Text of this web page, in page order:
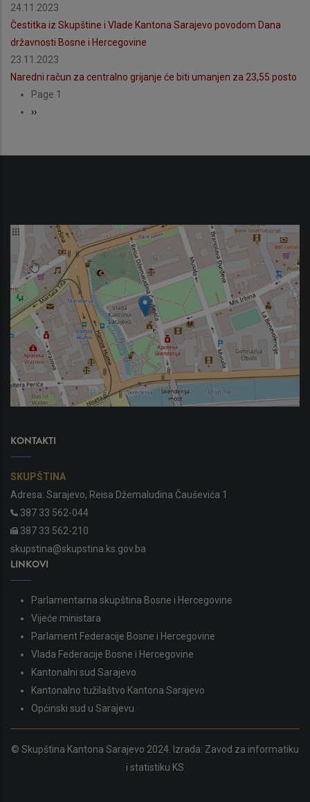
24.11.2023
​​​​​​​Čestitka iz Skupštine i Vlade Kantona Sarajevo povodom Dana
državnosti Bosne i Hercegovine
23.11.2023
Naredni račun za centralno grijanje će biti umanjen za 23,55 posto
PAGINATION
Page 1
Next
››
KONTAKTI
SKUPŠTINA
Adresa: Sarajevo, Reisa Džemaludina Čauševića 1
387 33 562-044
387 33 562-210
skupstina@skupstina.ks.gov.ba
LINKOVI
Parlamentarna skupština Bosne i Hercegovine
Vijeće ministara
Parlament Federacije Bosne i Hercegovine
Vlada Federacije Bosne i Hercegovine
Kantonalni sud Sarajevo
Kantonalno tužilaštvo Kantona Sarajevo
Općinski sud u Sarajevu
© Skupština Kantona Sarajevo 2024. Izrada: Zavod za informatiku
i statistiku KS